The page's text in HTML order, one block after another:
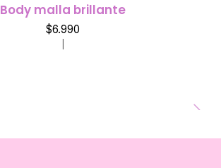
Body malla brillante
$6.990